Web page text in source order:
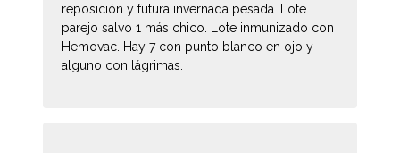
reposición y futura invernada pesada. Lote
parejo salvo 1 más chico. Lote inmunizado con
Hemovac. Hay 7 con punto blanco en ojo y
alguno con lágrimas.